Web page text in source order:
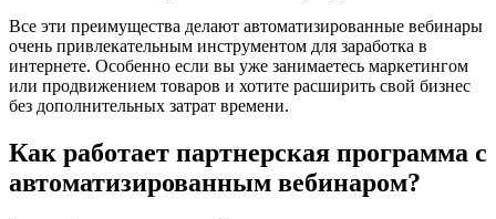
Все эти преимущества делают автоматизированные вебинары
очень привлекательным инструментом для заработка в
интернете. Особенно если вы уже занимаетесь маркетингом
или продвижением товаров и хотите расширить свой бизнес
без дополнительных затрат времени.
Как работает партнерская программа с
автоматизированным вебинаром?